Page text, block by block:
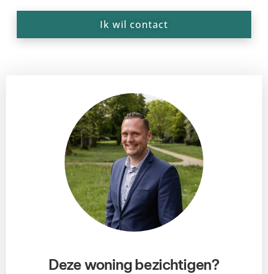
Ik wil contact
Deze woning bezichtigen?